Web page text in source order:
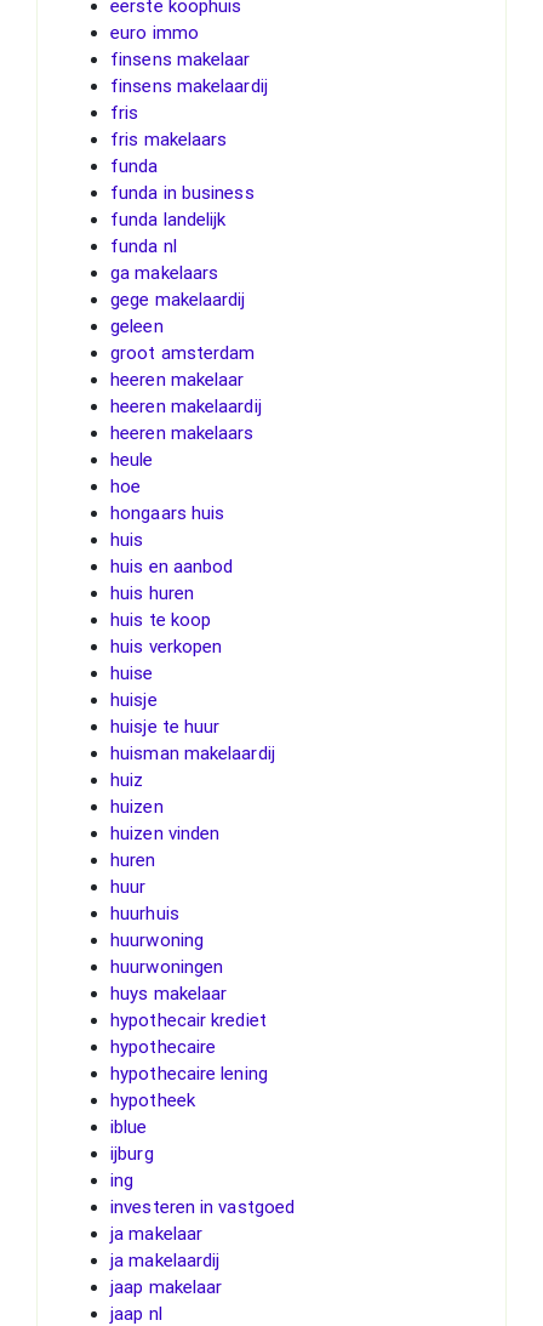
eerste koophuis
euro immo
finsens makelaar
finsens makelaardij
fris
fris makelaars
funda
funda in business
funda landelijk
funda nl
ga makelaars
gege makelaardij
geleen
groot amsterdam
heeren makelaar
heeren makelaardij
heeren makelaars
heule
hoe
hongaars huis
huis
huis en aanbod
huis huren
huis te koop
huis verkopen
huise
huisje
huisje te huur
huisman makelaardij
huiz
huizen
huizen vinden
huren
huur
huurhuis
huurwoning
huurwoningen
huys makelaar
hypothecair krediet
hypothecaire
hypothecaire lening
hypotheek
iblue
ijburg
ing
investeren in vastgoed
ja makelaar
ja makelaardij
jaap makelaar
jaap nl